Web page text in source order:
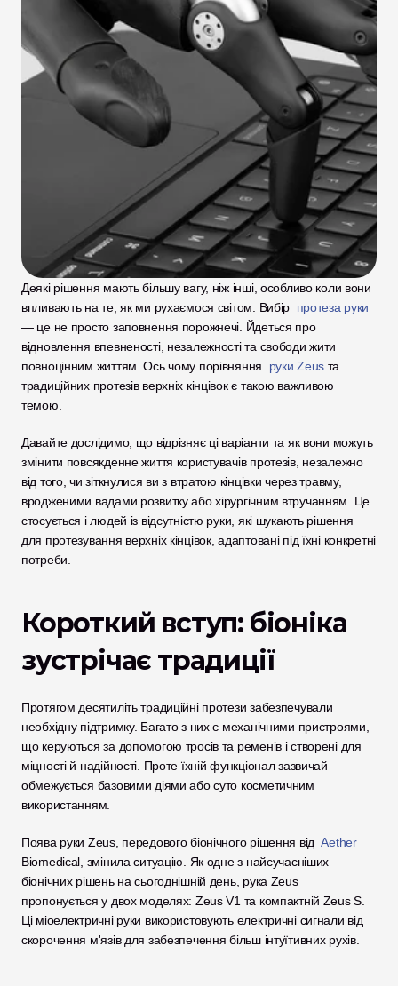
Деякі рішення мають більшу вагу, ніж інші, особливо коли вони
впливають на те, як ми рухаємося світом. Вибір протеза руки
— це не просто заповнення порожнечі. Йдеться про
відновлення впевненості, незалежності та свободи жити
повноцінним життям. Ось чому порівняння
руки Zeus та
традиційних протезів верхніх кінцівок є такою важливою
темою.
Давайте дослідимо, що відрізняє ці варіанти та як вони можуть
змінити повсякденне життя користувачів протезів, незалежно
від того, чи зіткнулися ви з втратою кінцівки через травму,
вродженими вадами розвитку або хірургічним втручанням. Це
стосується і людей із відсутністю руки, які шукають рішення
для протезування верхніх кінцівок, адаптовані під їхні конкретні
потреби.
Короткий вступ: біоніка
зустрічає традиції
Протягом десятиліть традиційні протези забезпечували
необхідну підтримку. Багато з них є механічними пристроями,
що керуються за допомогою тросів та ременів і створені для
міцності й надійності. Проте їхній функціонал зазвичай
обмежується базовими діями або суто косметичним
використанням.
Поява руки Zeus, передового біонічного рішення від Aether
Biomedical, змінила ситуацію. Як одне з найсучасніших
біонічних рішень на сьогоднішній день, рука Zeus
пропонується у двох моделях: Zeus V1 та компактній Zeus S.
Ці міоелектричні руки використовують електричні сигнали від
скорочення м'язів для забезпечення більш інтуїтивних рухів.